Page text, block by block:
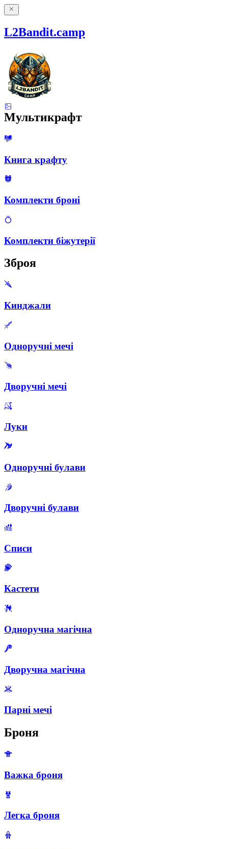
L2Bandit.camp
Мультикрафт
Книга крафту
Комплекти броні
Комплекти біжутерії
Зброя
Кинджали
Одноручні мечі
Дворучні мечі
Луки
Одноручні булави
Дворучні булави
Списи
Кастети
Одноручна магічна
Дворучна магічна
Парні мечі
Броня
Важка броня
Легка броня